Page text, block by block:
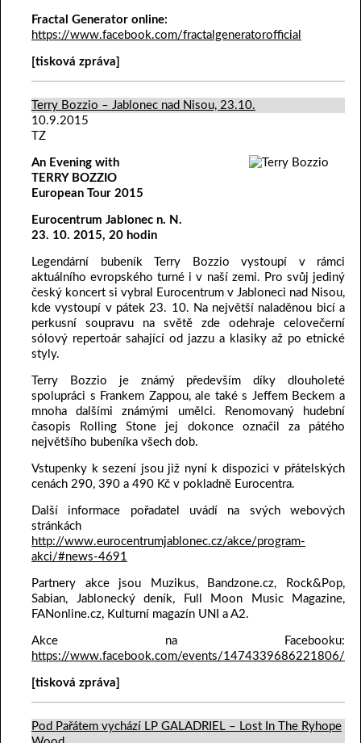
Fractal Generator online:
https://www.facebook.com/fractalgeneratorofficial
[tisková zpráva]
Terry Bozzio – Jablonec nad Nisou, 23.10.
10.9.2015
TZ
An Evening with
TERRY BOZZIO
European Tour 2015
Eurocentrum Jablonec n. N.
23. 10. 2015, 20 hodin
Legendární bubeník Terry Bozzio vystoupí v rámci
aktuálního evropského turné i v naší zemi. Pro svůj jediný
český koncert si vybral Eurocentrum v Jabloneci nad Nisou,
kde vystoupí v pátek 23. 10. Na největší naladěnou bicí a
perkusní soupravu na světě zde odehraje celovečerní
sólový repertoár sahající od jazzu a klasiky až po etnické
styly.
Terry Bozzio je známý především díky dlouholeté
spolupráci s Frankem Zappou, ale také s Jeffem Beckem a
mnoha dalšími známými umělci. Renomovaný hudební
časopis Rolling Stone jej dokonce označil za pátého
největšího bubeníka všech dob.
Vstupenky k sezení jsou již nyní k dispozici v přátelských
cenách 290, 390 a 490 Kč v pokladně Eurocentra.
Další informace pořadatel uvádí na svých webových
stránkách
http://www.eurocentrumjablonec.cz/akce/program-
akci/#news-4691
Partnery akce jsou Muzikus, Bandzone.cz, Rock&Pop,
Sabian, Jablonecký deník, Full Moon Music Magazine,
FANonline.cz, Kulturní magazín UNI a A2.
Akce na Facebooku:
https://www.facebook.com/events/1474339686221806/
[tisková zpráva]
Pod Pařátem vychází LP GALADRIEL – Lost In The Ryhope